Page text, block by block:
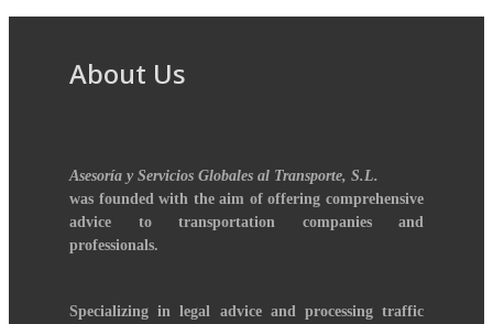
About Us
Asesoría y Servicios Globales al Transporte, S.L.
was founded with the aim of offering comprehensive
advice to transportation companies and
professionals.
Specializing in legal advice and processing traffic